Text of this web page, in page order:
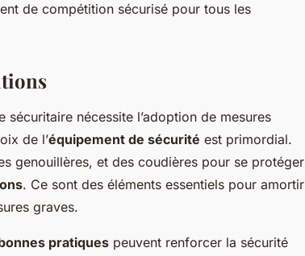
de compétition sécurisé pour tous les
sécuritaire nécessite l’adoption de mesures
de l’équipement de sécurité est primordial.
genouillères, et des coudières pour se protéger
. Ce sont des éléments essentiels pour amortir
graves.
pratiques peuvent renforcer la sécurité